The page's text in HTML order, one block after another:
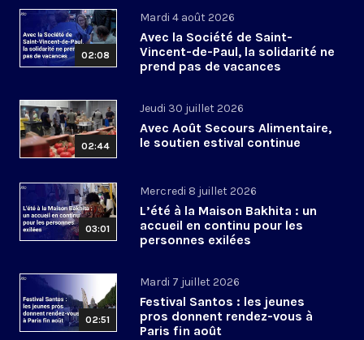
02:08
Mardi 4 août 2026
Avec la Société de Saint-
Vincent-de-Paul, la solidarité ne
prend pas de vacances
02:44
Jeudi 30 juillet 2026
Avec Août Secours Alimentaire,
le soutien estival continue
03:01
Mercredi 8 juillet 2026
L’été à la Maison Bakhita : un
accueil en continu pour les
personnes exilées
02:51
Mardi 7 juillet 2026
Festival Santos : les jeunes
pros donnent rendez-vous à
Paris fin août